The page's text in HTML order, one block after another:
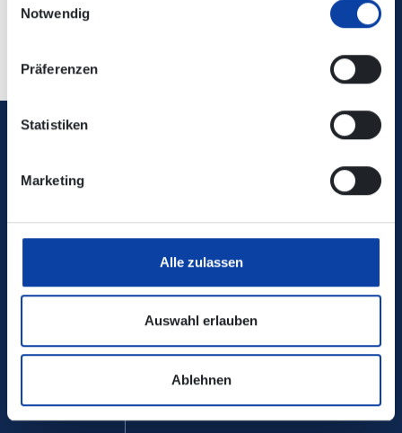
Notwendig
Präferenzen
Statistiken
Marketing
Alle zulassen
Auswahl erlauben
Ablehnen
kostenfrei täglich 8 - 20 Uhr
Ihr Kontakt zu uns